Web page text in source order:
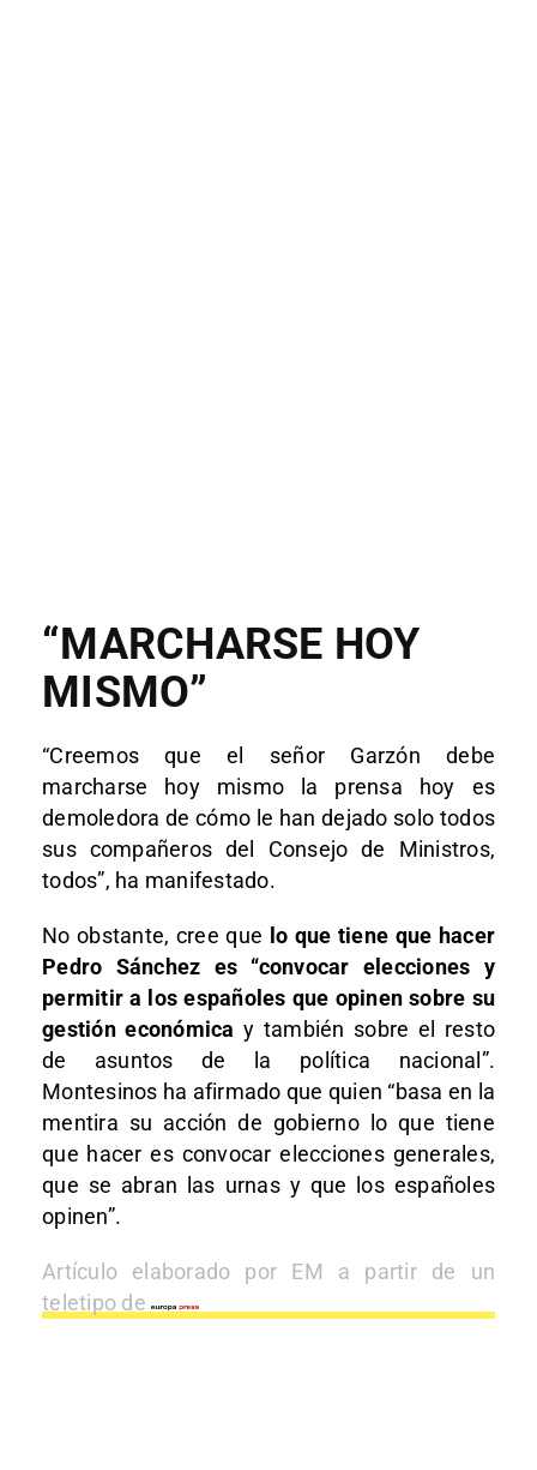
“MARCHARSE HOY
MISMO”
“Creemos que el señor Garzón debe
marcharse hoy mismo la prensa hoy es
demoledora de cómo le han dejado solo todos
sus compañeros del Consejo de Ministros,
todos”, ha manifestado.
No obstante, cree que lo que tiene que hacer
Pedro Sánchez es “convocar elecciones y
permitir a los españoles que opinen sobre su
gestión económica y también sobre el resto
de asuntos de la política nacional”.
Montesinos ha afirmado que quien “basa en la
mentira su acción de gobierno lo que tiene
que hacer es convocar elecciones generales,
que se abran las urnas y que los españoles
opinen”.
Artículo elaborado por EM a partir de un
teletipo de